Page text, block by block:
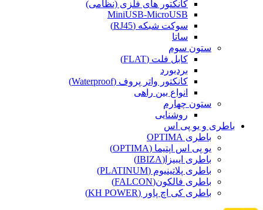
کانکتور های فلزی (نظامی)
MiniUSB-MicroUSB
سوکت شبکه (RJ45)
ساتا
ستون سوم
کابل فلت (FLAT)
بردبورد
کانکتور واتر پروف (Waterproof)
انواع بین راهی
ستون چهارم
روشنایی
باطری و یو پی اس
باطری OPTIMA
یو پی اس اپتیما (OPTIMA)
باطری ایبیزا(IBIZA)
باطری پلاتینیوم (PLATINUM)
باطری فالکون(FALCON)
باطری کی اچ پاور (KH POWER)